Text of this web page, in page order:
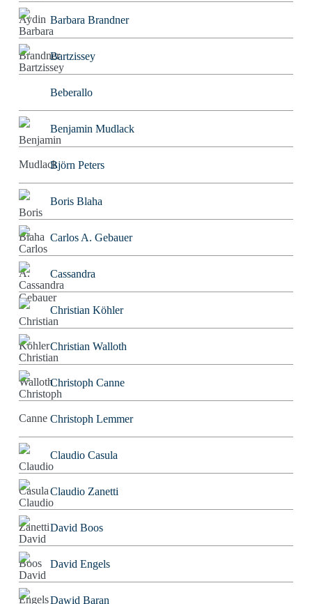
Barbara Brandner
Bartzissey
Beberallo
Benjamin Mudlack
Björn Peters
Boris Blaha
Carlos A. Gebauer
Cassandra
Christian Köhler
Christian Walloth
Christoph Canne
Christoph Lemmer
Claudio Casula
Claudio Zanetti
David Boos
David Engels
Dawid Baran